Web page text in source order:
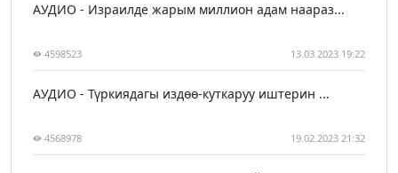
АУДИО - Израилде жарым миллион адам наараз...
4598523 13.03.2023 19:22
АУДИО - Түркиядагы издөө-куткаруу иштерин ...
4568978 19.02.2023 21:32